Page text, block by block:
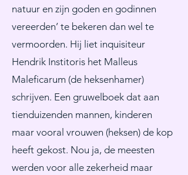
natuur en zijn goden en godinnen
vereerden’ te bekeren dan wel te
vermoorden. Hij liet inquisiteur
Hendrik Institoris het Malleus
Maleficarum (de heksenhamer)
schrijven. Een gruwelboek dat aan
tienduizenden mannen, kinderen
maar vooral vrouwen (heksen) de kop
heeft gekost. Nou ja, de meesten
werden voor alle zekerheid maar